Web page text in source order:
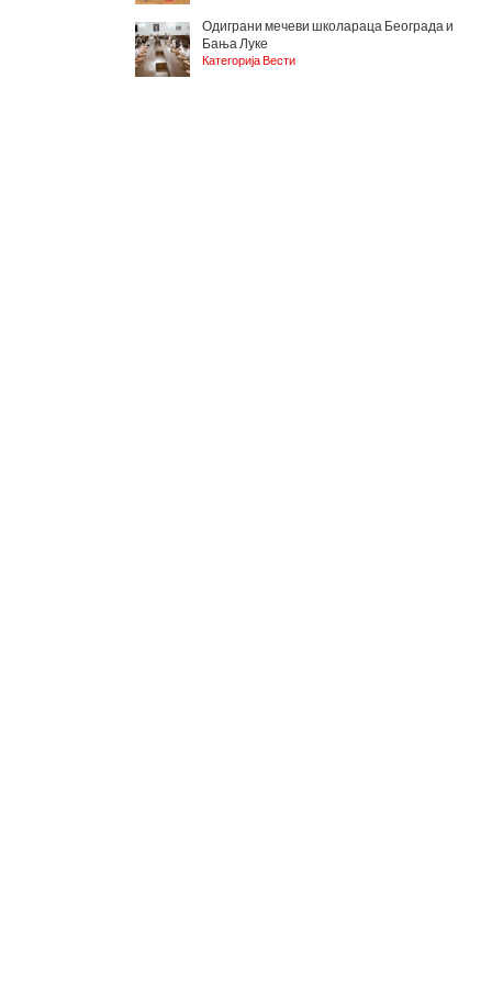
Одиграни мечеви школараца Београда и
Бања Луке
Категорија Вести